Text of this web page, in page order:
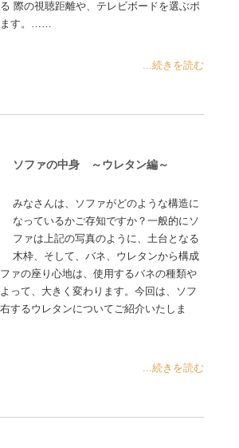
際の視聴距離や、テレビボードを選ぶポ
ます。……
...続きを読む
ソファの中身 ～ウレタン編～
みなさんは、ソファがどのような構造に
なっているかご存知ですか？一般的にソ
ファは上記の写真のように、土台となる
木枠、そして、バネ、ウレタンから構成
ァの座り心地は、使用するバネの種類や
って、大きく変わります。今回は、ソフ
するウレタンについてご紹介いたしま
...続きを読む